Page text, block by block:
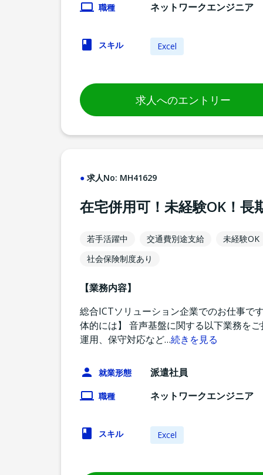
職種 ネットワークエンジニア
スキル Excel
求人へのエントリー
求人No: MH41629
在宅併用可！未経験OK！長
若手活躍中 交通費別途支給
未経験OK
社会保険制度あり
【業務内容】
総合ICTソリューション企業でのお仕事で
体的には】 音声基盤に関する以下業務を
運用、保守対応など…続きを見る
就業形態 派遣社員
職種 ネットワークエンジニア
スキル Excel